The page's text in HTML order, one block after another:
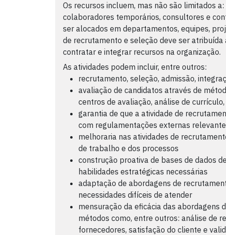
Os recursos incluem, mas não são limitados
colaboradores temporários, consultores e
ser alocados em departamentos, equipes,
de recrutamento e seleção deve ser
contratar e integrar recursos na organização.
As atividades podem incluir, entre outros:
recrutamento, seleção, admissão,
avaliação de candidatos através de
centros de avaliação, análise de
garantia de que a atividade de
com regulamentações externas
melhoraria nas atividades de
de trabalho e dos processos
construção proativa de bases de dados
habilidades estratégicas necessárias
adaptação de abordagens de
necessidades difíceis de atender
mensuração da eficácia das abordagens
métodos como, entre outros: análise de
fornecedores, satisfação do cliente e